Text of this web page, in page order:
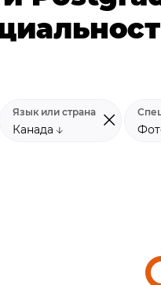
Язык или страна
Канада